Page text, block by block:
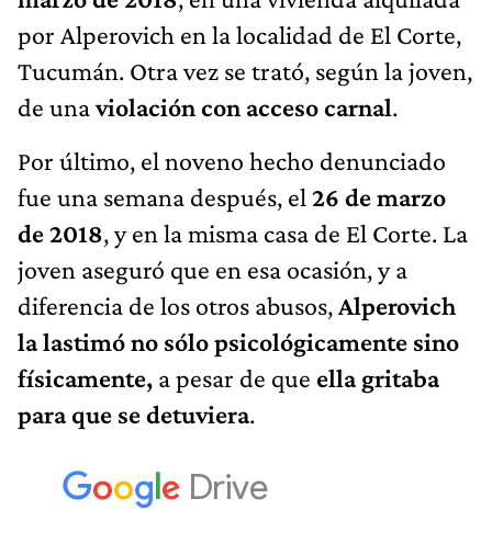
por Alperovich en la localidad de El Corte,
Tucumán. Otra vez se trató, según la joven,
de unaviolación con acceso carnal.
Por último, el noveno hecho denunciado
fue una semana después, el 26 de marzo
de 2018, y en la misma casa de El Corte. La
joven aseguró que en esa ocasión, y a
diferencia de los otros abusos,Alperovich
la lastimó no sólo psicológicamente sino
físicamente, a pesar de que ella gritaba
para que se detuviera.